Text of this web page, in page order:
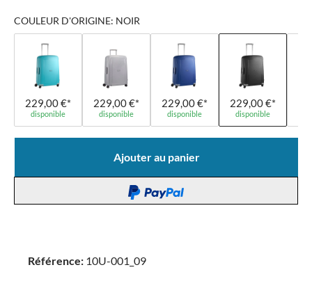
COULEUR D'ORIGINE: NOIR
229,00 €*
disponible
229,00 €*
disponible
229,00 €*
disponible
229,00 €*
disponible
Ajouter au panier
Référence: 10U-001_09